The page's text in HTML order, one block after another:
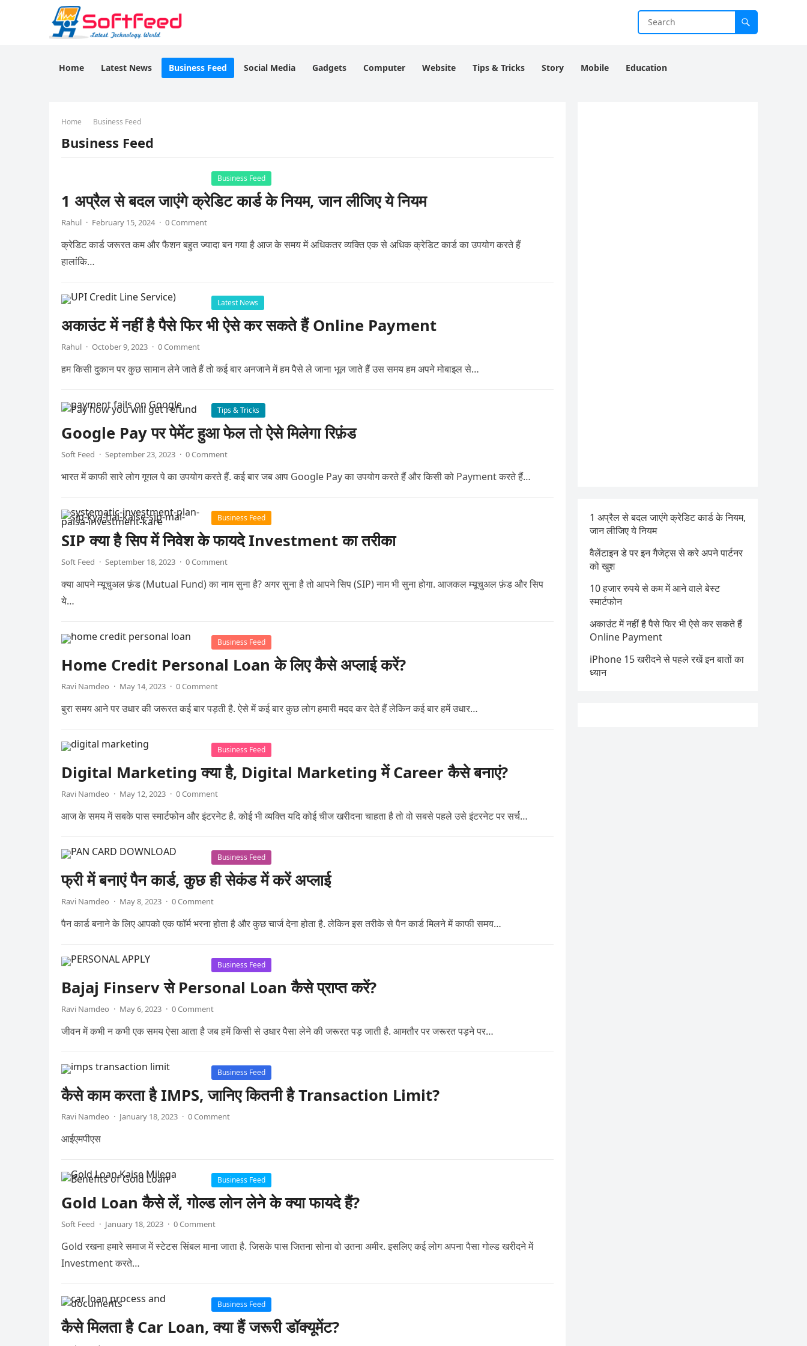
Home Latest News Business Feed Social Media Gadgets Computer Website Tips & Tricks Story Mobile Education
Home Business Feed
Business Feed
Business Feed
1 अप्रैल से बदल जाएंगे क्रेडिट कार्ड के नियम, जान लीजिए ये नियम
Rahul · February 15, 2024 · 0 Comment
क्रेडिट कार्ड जरूरत कम और फैशन बहुत ज्यादा बन गया है आज के समय में अधिकतर व्यक्ति एक से अधिक क्रेडिट कार्ड का उपयोग करते हैं
हालांकि…
Latest News
अकाउंट में नहीं है पैसे फिर भी ऐसे कर सकते हैं Online Payment
Rahul · October 9, 2023 · 0 Comment
हम किसी दुकान पर कुछ सामान लेने जाते हैं तो कई बार अनजाने में हम पैसे ले जाना भूल जाते हैं उस समय हम अपने मोबाइल से…
Tips & Tricks
Google Pay पर पेमेंट हुआ फेल तो ऐसे मिलेगा रिफ़ंड
Soft Feed · September 23, 2023 · 0 Comment
भारत में काफी सारे लोग गूगल पे का उपयोग करते हैं. कई बार जब आप Google Pay का उपयोग करते हैं और किसी को Payment करते हैं…
Business Feed
SIP क्या है सिप में निवेश के फायदे Investment का तरीका
Soft Feed · September 18, 2023 · 0 Comment
क्या आपने म्यूचुअल फ़ंड (Mutual Fund) का नाम सुना है? अगर सुना है तो आपने सिप (SIP) नाम भी सुना होगा. आजकल म्यूचुअल फ़ंड और सिप
ये…
Business Feed
Home Credit Personal Loan के लिए कैसे अप्लाई करें?
Ravi Namdeo · May 14, 2023 · 0 Comment
बुरा समय आने पर उधार की जरूरत कई बार पड़ती है. ऐसे में कई बार कुछ लोग हमारी मदद कर देते हैं लेकिन कई बार हमें उधार…
Business Feed
Digital Marketing क्या है, Digital Marketing में Career कैसे बनाएं?
Ravi Namdeo · May 12, 2023 · 0 Comment
आज के समय में सबके पास स्मार्टफोन और इंटरनेट है. कोई भी व्यक्ति यदि कोई चीज खरीदना चाहता है तो वो सबसे पहले उसे इंटरनेट पर सर्च…
Business Feed
फ्री में बनाएं पैन कार्ड, कुछ ही सेकंड में करें अप्लाई
Ravi Namdeo · May 8, 2023 · 0 Comment
पैन कार्ड बनाने के लिए आपको एक फॉर्म भरना होता है और कुछ चार्ज देना होता है. लेकिन इस तरीके से पैन कार्ड मिलने में काफी समय…
Business Feed
Bajaj Finserv से Personal Loan कैसे प्राप्त करें?
Ravi Namdeo · May 6, 2023 · 0 Comment
जीवन में कभी न कभी एक समय ऐसा आता है जब हमें किसी से उधार पैसा लेने की जरूरत पड़ जाती है. आमतौर पर जरूरत पड़ने पर…
Business Feed
कैसे काम करता है IMPS, जानिए कितनी है Transaction Limit?
Ravi Namdeo · January 18, 2023 · 0 Comment
आईएमपीएस
Business Feed
Gold Loan कैसे लें, गोल्ड लोन लेने के क्या फायदे हैं?
Soft Feed · January 18, 2023 · 0 Comment
Gold रखना हमारे समाज में स्टेटस सिंबल माना जाता है. जिसके पास जितना सोना वो उतना अमीर. इसलिए कई लोग अपना पैसा गोल्ड खरीदने में
Investment करते…
Business Feed
कैसे मिलता है Car Loan, क्या हैं जरूरी डॉक्यूमेंट?
1 अप्रैल से बदल जाएंगे क्रेडिट कार्ड के नियम,
जान लीजिए ये नियम
वैलेंटाइन डे पर इन गैजेट्स से करे अपने पार्टनर
को खुश
10 हजार रुपये से कम में आने वाले बेस्ट
स्मार्टफोन
अकाउंट में नहीं है पैसे फिर भी ऐसे कर सकते हैं
Online Payment
iPhone 15 खरीदने से पहले रखें इन बातों का
ध्यान